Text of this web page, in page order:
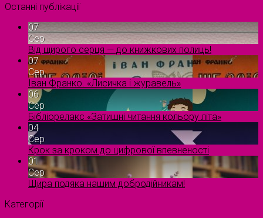
Останні публікації
07
Сер
Від щирого серця — до книжкових полиць!
07
Сер
Іван Франко. «Лисичка і журавель»
06
Сер
Бібліорелакс «Затишні читання кольору літа»
04
Сер
Крок за кроком до цифрової впевненості
01
Сер
Щира подяка нашим добродійникам!
Категорії